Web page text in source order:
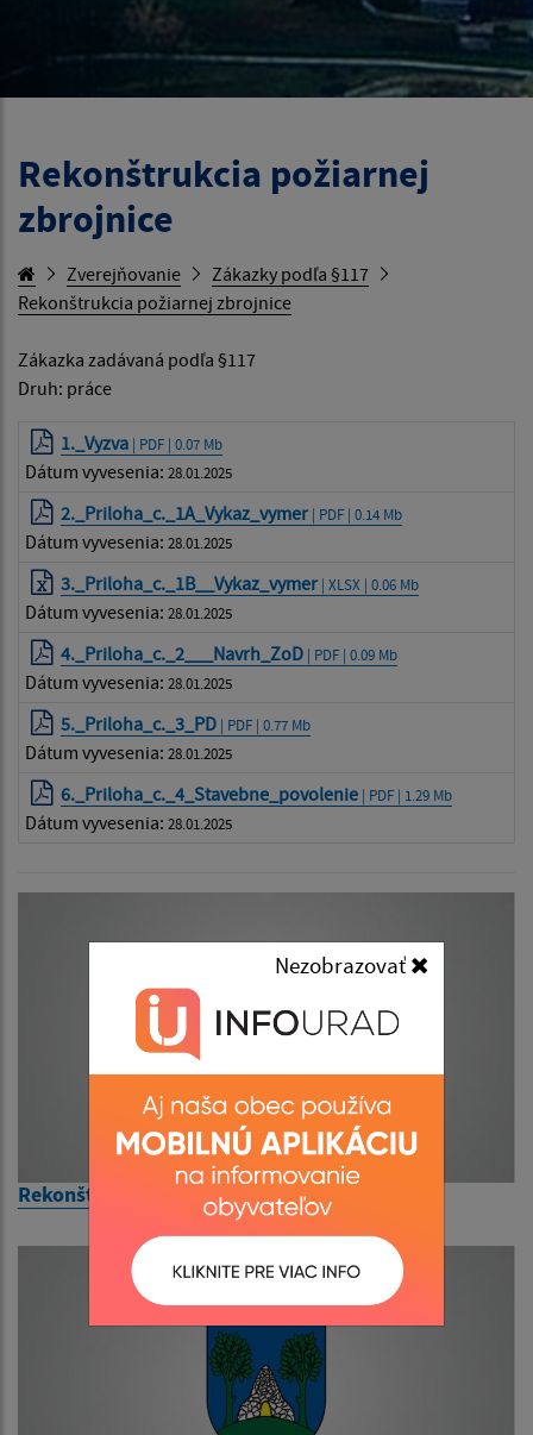
Nezobrazovať
Rekonštrukcia požiarnej
zbrojnice
Zverejňovanie
Zákazky podľa §117
Rekonštrukcia požiarnej zbrojnice
Zákazka zadávaná podľa §117
Druh: práce
1._Vyzva | PDF | 0.07 Mb
Dátum vyvesenia: 28.01.2025
2._Priloha_c._1A_Vykaz_vymer | PDF | 0.14 Mb
Dátum vyvesenia: 28.01.2025
3._Priloha_c._1B__Vykaz_vymer | XLSX | 0.06 Mb
Dátum vyvesenia: 28.01.2025
4._Priloha_c._2___Navrh_ZoD | PDF | 0.09 Mb
Dátum vyvesenia: 28.01.2025
5._Priloha_c._3_PD | PDF | 0.77 Mb
Dátum vyvesenia: 28.01.2025
6._Priloha_c._4_Stavebne_povolenie | PDF | 1.29 Mb
Dátum vyvesenia: 28.01.2025
Rekonštrukcia požiarnej zbrojnice